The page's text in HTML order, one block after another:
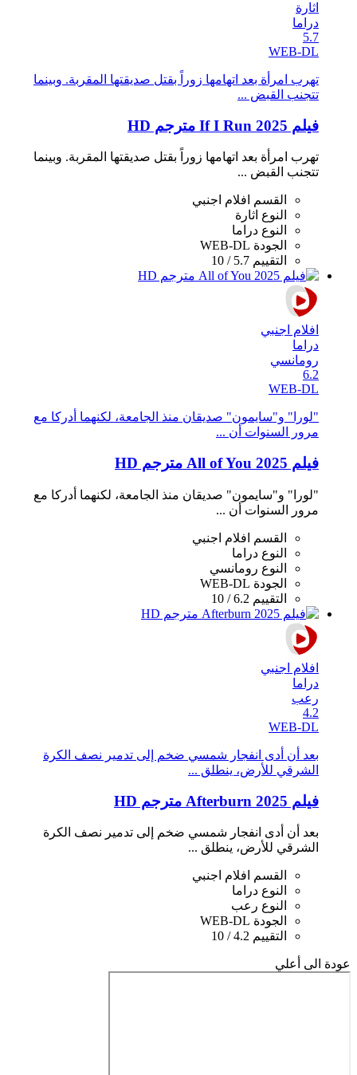
اثارة
دراما
5.7
WEB-DL
تهرب امرأة بعد اتهامها زوراً بقتل صديقتها المقربة. وبينما
تتجنب القبض ...
فيلم If I Run 2025 مترجم HD
تهرب امرأة بعد اتهامها زوراً بقتل صديقتها المقربة. وبينما
تتجنب القبض ...
القسم افلام اجنبي
النوع اثارة
النوع دراما
الجودة WEB-DL
التقييم 5.7 / 10
افلام اجنبي
دراما
رومانسي
6.2
WEB-DL
"لورا" و"سايمون" صديقان منذ الجامعة، لكنهما أدركا مع
مرور السنوات أن ...
فيلم All of You 2025 مترجم HD
"لورا" و"سايمون" صديقان منذ الجامعة، لكنهما أدركا مع
مرور السنوات أن ...
القسم
افلام اجنبي
النوع دراما
النوع رومانسي
الجودة WEB-DL
التقييم 6.2 / 10
افلام اجنبي
دراما
رعب
4.2
WEB-DL
بعد أن أدى انفجار شمسي ضخم إلى تدمير نصف الكرة
الشرقي للأرض، ينطلق ...
فيلم Afterburn 2025 مترجم HD
بعد أن أدى انفجار شمسي ضخم إلى تدمير نصف الكرة
الشرقي للأرض، ينطلق ...
القسم
افلام اجنبي
النوع دراما
النوع رعب
الجودة WEB-DL
التقييم 4.2 / 10
عودة الى أعلي